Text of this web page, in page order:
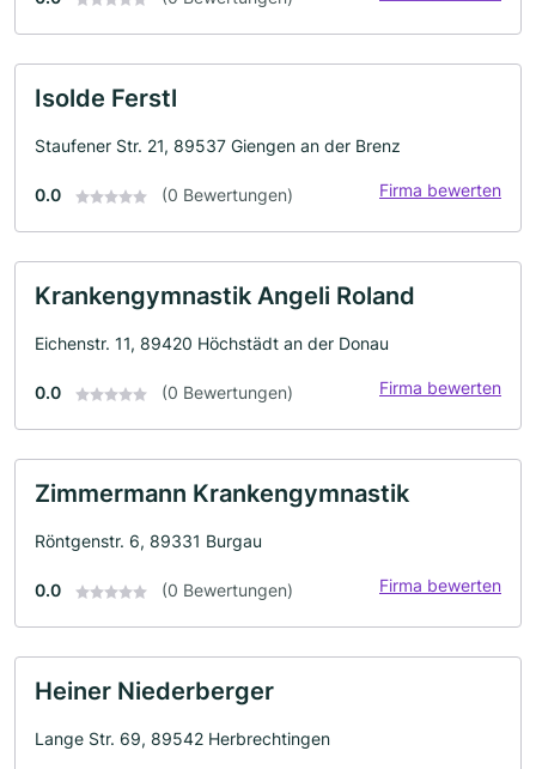
Isolde Ferstl
Staufener Str. 21, 89537 Giengen an der Brenz
0.0 (0 Bewertungen) Firma bewerten
Krankengymnastik Angeli Roland
Eichenstr. 11, 89420 Höchstädt an der Donau
0.0 (0 Bewertungen) Firma bewerten
Zimmermann Krankengymnastik
Röntgenstr. 6, 89331 Burgau
0.0 (0 Bewertungen) Firma bewerten
Heiner Niederberger
Lange Str. 69, 89542 Herbrechtingen